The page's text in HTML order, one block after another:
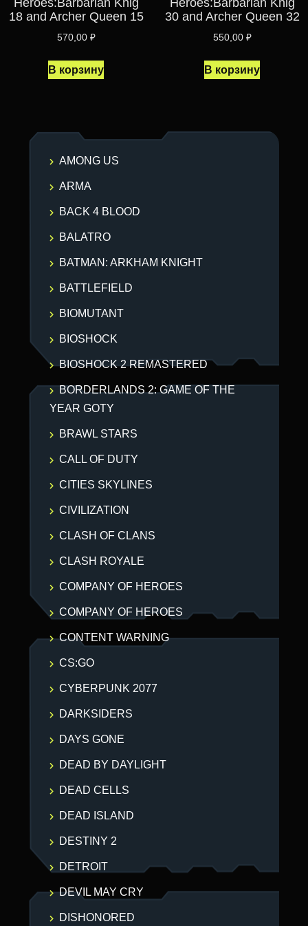
18 and Archer Queen 15
570,00 ₽
В корзину
30 and Archer Queen 32
550,00 ₽
В корзину
AMONG US
ARMA
BACK 4 BLOOD
BALATRO
BATMAN: ARKHAM KNIGHT
BATTLEFIELD
BIOMUTANT
BIOSHOCK
BIOSHOCK 2 REMASTERED
BORDERLANDS 2: GAME OF THE
YEAR GOTY
BRAWL STARS
CALL OF DUTY
CITIES SKYLINES
CIVILIZATION
CLASH OF CLANS
CLASH ROYALE
COMPANY OF HEROES
COMPANY OF HEROES
CONTENT WARNING
CS:GO
CYBERPUNK 2077
DARKSIDERS
DAYS GONE
DEAD BY DAYLIGHT
DEAD CELLS
DEAD ISLAND
DESTINY 2
DETROIT
DEVIL MAY CRY
DISHONORED